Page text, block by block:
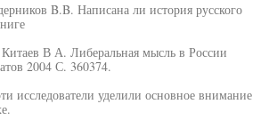
B.B. Написана ли история русского
В А. Либеральная мысль в России
2004 С. 360374.
исследователи уделили основное внимание